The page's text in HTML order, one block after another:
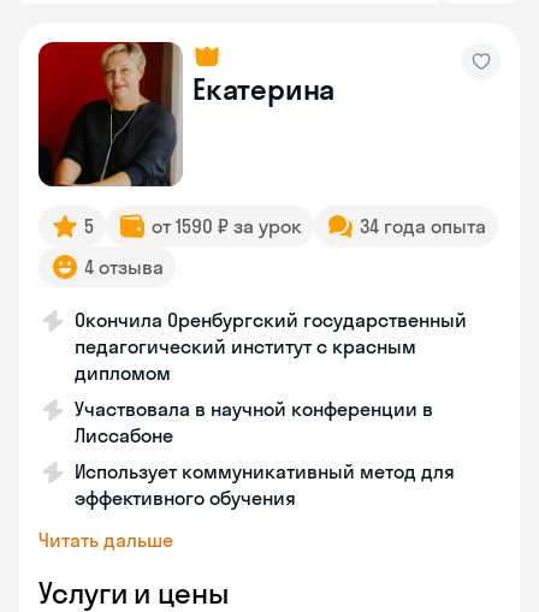
Екатерина
5 от 1590 ₽ за урок
34 года опыта
4 отзыва
Окончила Оренбургский государственный
педагогический институт с красным
дипломом
Участвовала в научной конференции в
Лиссабоне
Использует коммуникативный метод для
эффективного обучения
Читать дальше
Услуги и цены